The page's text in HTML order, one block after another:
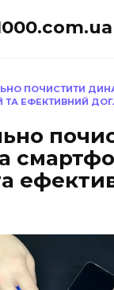
ПОЧИСТИТИ
ТА ЕФЕКТИВНИЙ